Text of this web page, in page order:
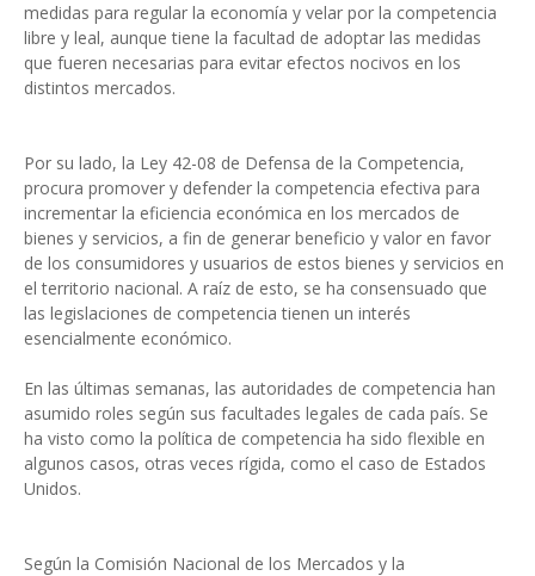
medidas para regular la economía y velar por la competencia
libre y leal, aunque tiene la facultad de adoptar las medidas
que fueren necesarias para evitar efectos nocivos en los
distintos mercados.
Por su lado, la Ley 42-08 de Defensa de la Competencia,
procura promover y defender la competencia efectiva para
incrementar la eficiencia económica en los mercados de
bienes y servicios, a fin de generar beneficio y valor en favor
de los consumidores y usuarios de estos bienes y servicios en
el territorio nacional. A raíz de esto, se ha consensuado que
las legislaciones de competencia tienen un interés
esencialmente económico.
En las últimas semanas, las autoridades de competencia han
asumido roles según sus facultades legales de cada país. Se
ha visto como la política de competencia ha sido flexible en
algunos casos, otras veces rígida, como el caso de Estados
Unidos.
Según la Comisión Nacional de los Mercados y la